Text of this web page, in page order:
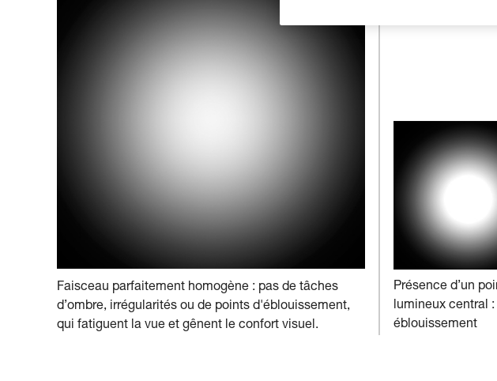
Faisceau parfaitement homogène : pas de tâches
d’ombre, irrégularités ou de points d'éblouissement,
qui fatiguent la vue et gênent le confort visuel.
Présence d’un
lumineux central :
éblouissement